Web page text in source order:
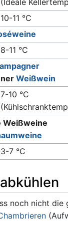
10-11 °C
8-11 °C
Weißwein
7-10 °C
Weißweine
3-7 °C
noch nicht